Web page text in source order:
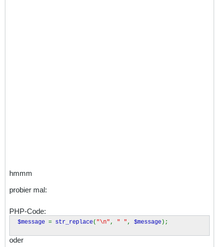
hmmm
probier mal:
PHP-Code:
$message = str_replace( "\n" , " " , $message);
oder